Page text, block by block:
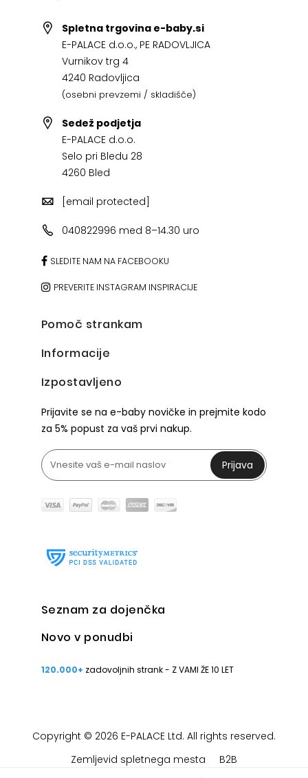
Spletna trgovina e-baby.si
E-PALACE d.o.o., PE RADOVLJICA
Vurnikov trg 4
4240 Radovljica
(osebni prevzemi / skladišče)
Sedež podjetja
E-PALACE d.o.o.
Selo pri Bledu 28
4260 Bled
[email protected]
040822996 med 8–14.30 uro
SLEDITE NAM NA FACEBOOKU
PREVERITE INSTAGRAM INSPIRACIJE
Pomoč strankam
Informacije
Izpostavljeno
Prijavite se na e-baby novičke in prejmite kodo
za 5% popust za vaš prvi nakup.
Prijava
Seznam za dojenčka
Novo v ponudbi
120.000+ zadovoljnih strank - Z VAMI ŽE 10 LET
Copyright © 2026 E-PALACE Ltd. All rights reserved.
B2B
Zemljevid spletnega mesta